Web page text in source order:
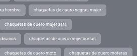
hombre chaquetas de cuero negras mujer
chaquetas de cuero mujer zara
chaquetas de cuero mujer cortas
chaquetas de cuero moto chaquetas de cuero moteras